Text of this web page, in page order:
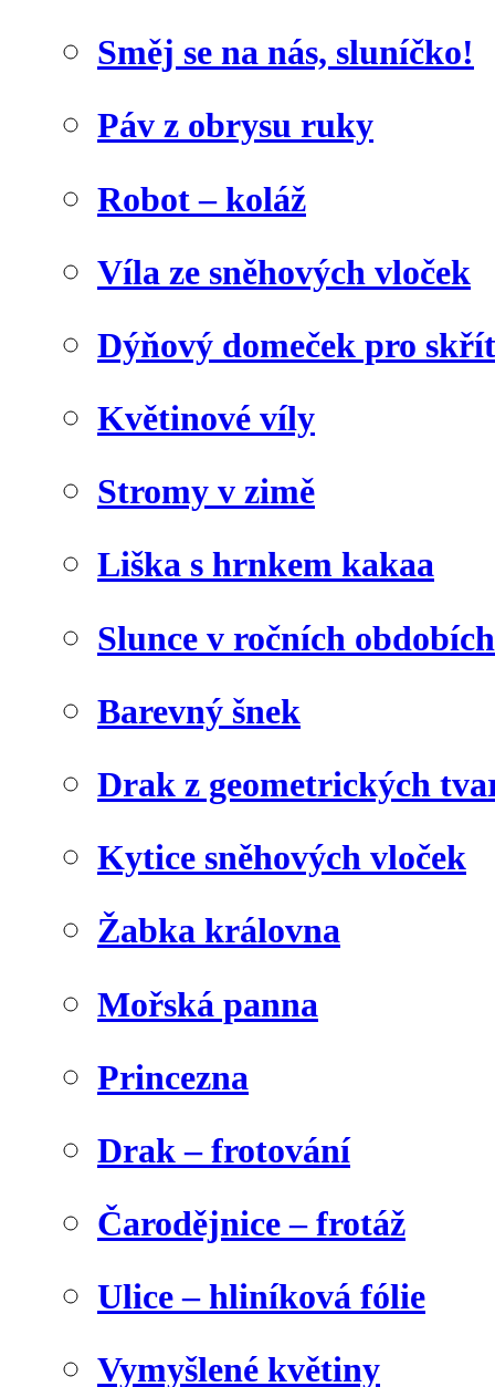
Směj se na nás, sluníčko!
Páv z obrysu ruky
Robot – koláž
Víla ze sněhových vloček
Dýňový domeček pro
Květinové víly
Stromy v zimě
Liška s hrnkem kakaa
Slunce v ročních obdobích
Barevný šnek
Drak z geometrických
Kytice sněhových vloček
Žabka královna
Mořská panna
Princezna
Drak – frotování
Čarodějnice – frotáž
Ulice – hliníková fólie
Vymyšlené květiny